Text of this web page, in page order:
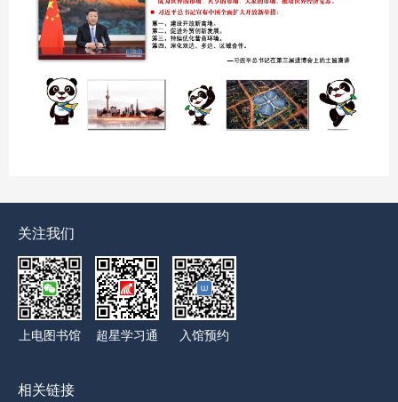
关注我们
上电图书馆 超星学习通 入馆预约
相关链接